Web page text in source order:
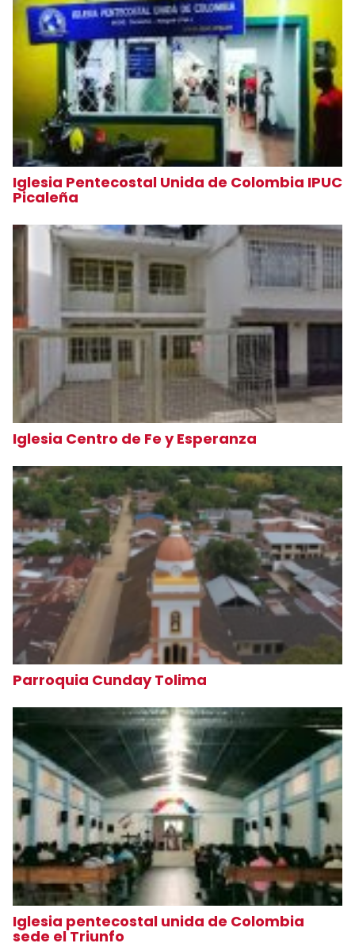
Iglesia Pentecostal Unida de Colombia IPUC
Picaleña
Iglesia Centro de Fe y Esperanza
Parroquia Cunday Tolima
Iglesia pentecostal unida de Colombia
sede el Triunfo